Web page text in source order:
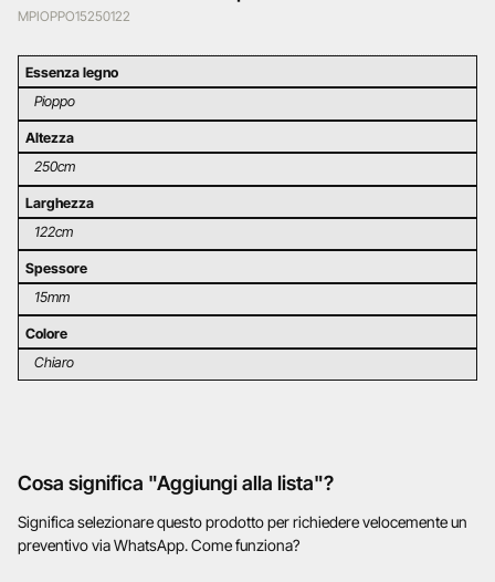
MPIOPPO15250122
Essenza legno
Pioppo
Altezza
250cm
Larghezza
122cm
Spessore
15mm
Colore
Chiaro
Cosa significa "Aggiungi alla lista"?
Significa selezionare questo prodotto per richiedere velocemente un
preventivo via WhatsApp. Come funziona?